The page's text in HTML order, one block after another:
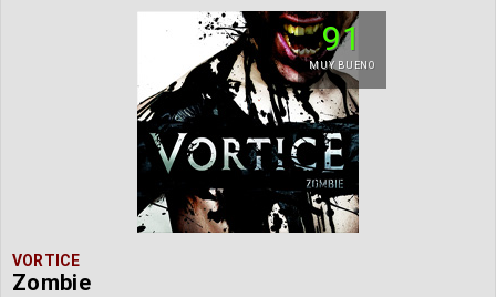
91
MUY BUENO
VORTICE
Zombie